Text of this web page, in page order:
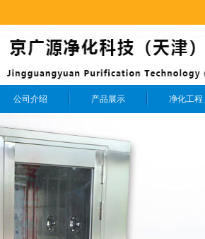
公司介绍 产品展示 净化工程